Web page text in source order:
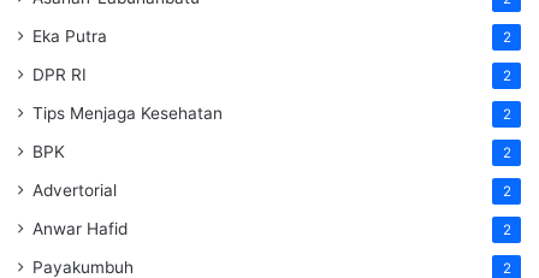
Eka Putra 2
DPR RI 2
Tips Menjaga Kesehatan 2
BPK 2
Advertorial 2
Anwar Hafid 2
Payakumbuh 2